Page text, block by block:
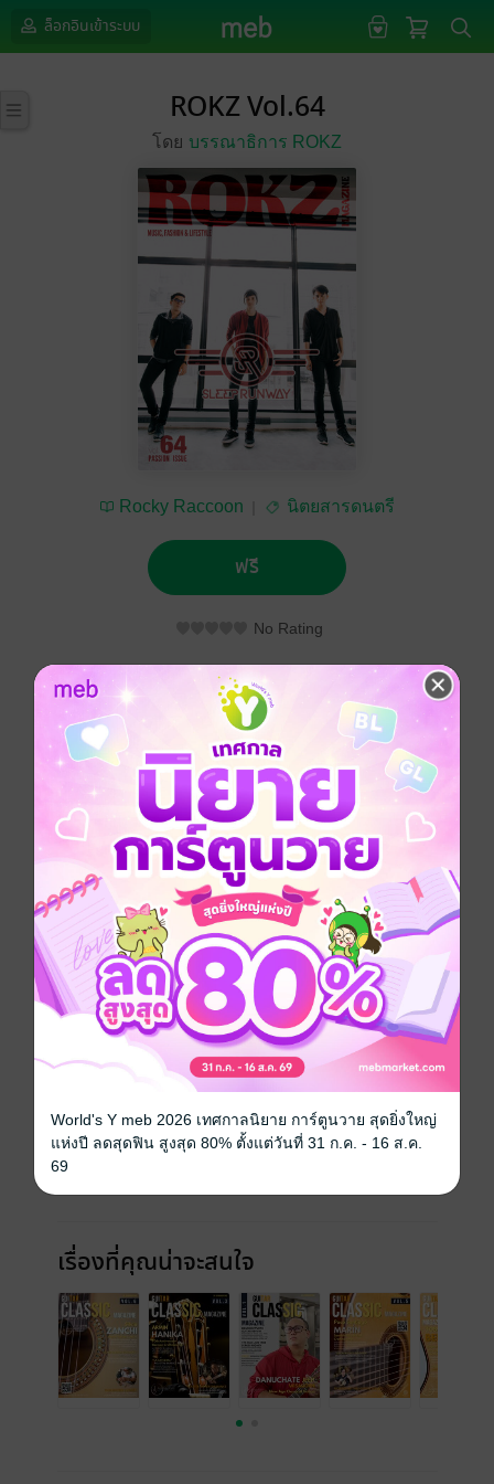
ล็อกอินเข้าระบบ
ROKZ Vol.64
โดย บรรณาธิการ ROKZ
Rocky Raccoon นิตยสารดนตรี
ฟรี
No Rating
ประเภทไฟล์ pdf
วันที่วางขาย 30 กันยายน 2559
ความยาว 94 หน้า
ราคาปก
ฉบับย้อนหลัง ดูทั้งหมด
เรื่องที่คุณน่าจะสนใจ
World's Y meb 2026 เทศกาลนิยาย การ์ตูนวาย สุดยิ่งใหญ่
แห่งปี ลดสุดฟิน สูงสุด 80% ตั้งแต่วันที่ 31 ก.ค. - 16 ส.ค.
69